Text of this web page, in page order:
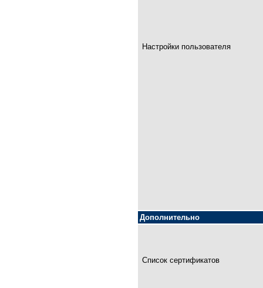
Настройки пользователя
Дополнительно
Список сертификатов